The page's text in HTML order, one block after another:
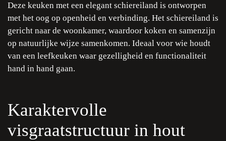
Deze keuken met een elegant schiereiland is ontworpen
met het oog op openheid en verbinding. Het schiereiland is
gericht naar de woonkamer, waardoor koken en samenzijn
op natuurlijke wijze samenkomen. Ideaal voor wie houdt
van een leefkeuken waar gezelligheid en functionaliteit
hand in hand gaan.
Karaktervolle
visgraatstructuur in hout